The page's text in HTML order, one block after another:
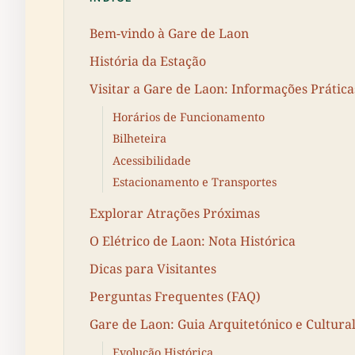
Bem-vindo à Gare de Laon
História da Estação
Visitar a Gare de Laon: Informações
Horários de Funcionamento
Bilheteira
Acessibilidade
Estacionamento e Transportes
Explorar Atrações Próximas
O Elétrico de Laon: Nota Histórica
Dicas para Visitantes
Perguntas Frequentes (FAQ)
Gare de Laon: Guia Arquitetónico e Cultural